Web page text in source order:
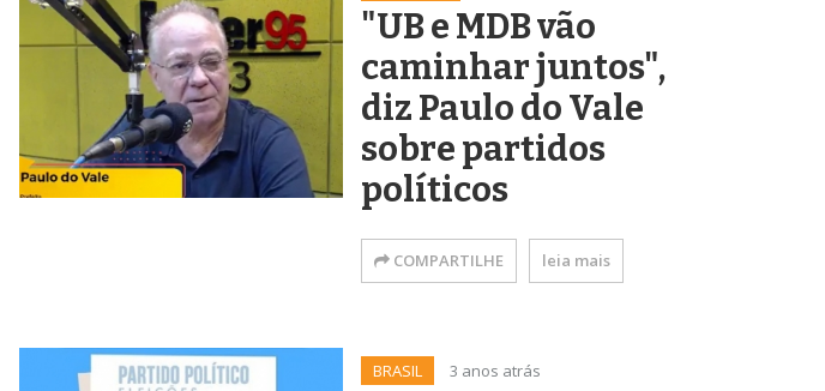
"UB e MDB vão
caminhar juntos",
diz Paulo do Vale
sobre partidos
políticos
COMPARTILHE leia mais
BRASIL 3 anos atrás